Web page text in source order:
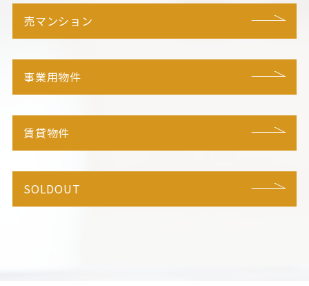
売マンション
事業用物件
賃貸物件
SOLDOUT